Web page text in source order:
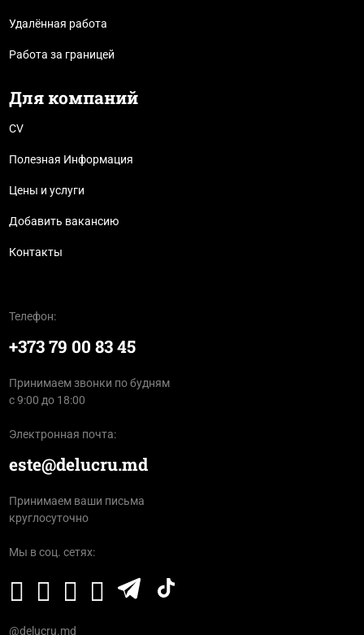
Удалённая работа
Работа за границей
Для компаний
CV
Полезная Информация
Цены и услуги
Добавить вакансию
Контакты
Телефон:
+373 79 00 83 45
Принимаем звонки по будням
с 9:00 до 18:00
Электронная почта:
este@delucru.md
Принимаем ваши письма
круглосуточно
Мы в соц. сетях:
@delucru.md